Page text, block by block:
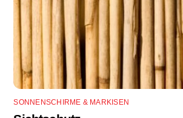
SONNENSCHIRME & MARKISEN